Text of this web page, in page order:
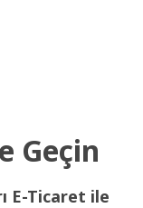
Geçin
E-Ticaret ile